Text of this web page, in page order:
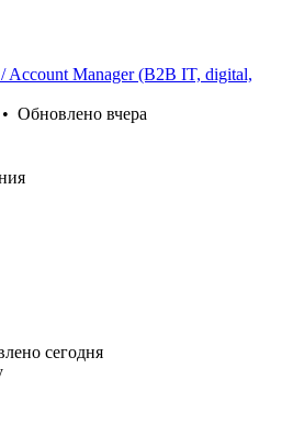
Account Manager (B2B IT, digital,
• Обновлено вчера
сегодня